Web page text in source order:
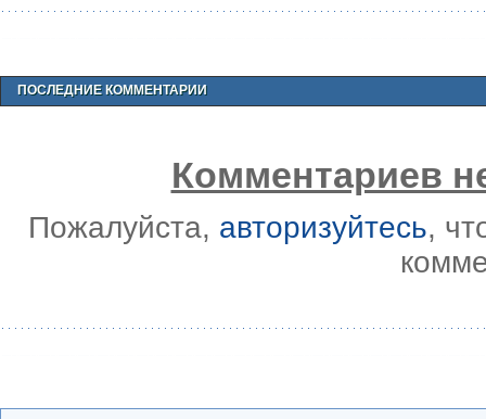
ПОСЛЕДНИЕ КОММЕНТАРИИ
Комментариев
Пожалуйста, авторизуйтесь,